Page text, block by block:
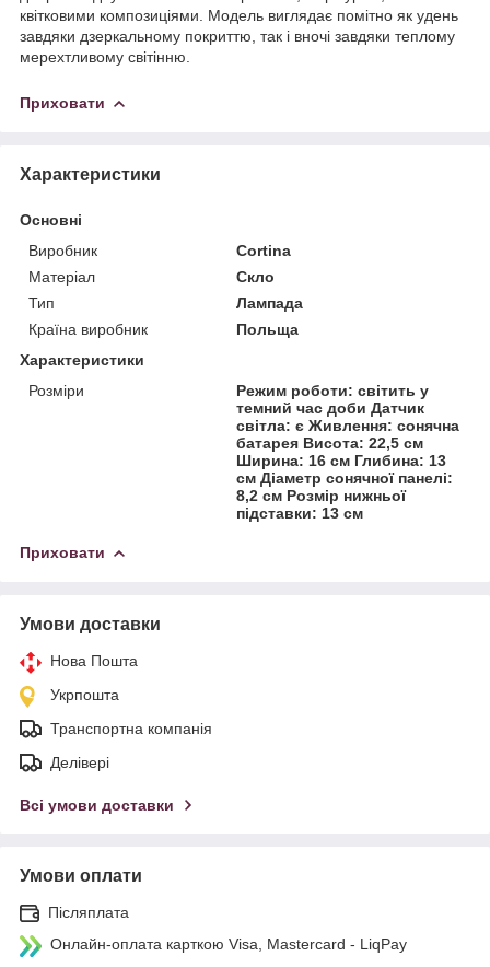
квітковими композиціями. Модель виглядає помітно як удень
завдяки дзеркальному покриттю, так і вночі завдяки теплому
мерехтливому світінню.
Приховати
Характеристики
Основні
Виробник
Cortina
Матеріал
Скло
Тип
Лампада
Країна виробник
Польща
Характеристики
Розміри
Режим роботи: світить у
темний час доби Датчик
світла: є Живлення: сонячна
батарея Висота: 22,5 см
Ширина: 16 см Глибина: 13
см Діаметр сонячної панелі:
8,2 см Розмір нижньої
підставки: 13 см
Приховати
Умови доставки
Нова Пошта
Укрпошта
Транспортна компанія
Делівері
Всі умови доставки
Умови оплати
Післяплата
Онлайн-оплата карткою Visa, Mastercard - LiqPay